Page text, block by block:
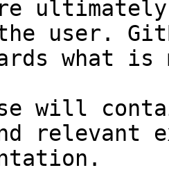
user.
what
will
relevant